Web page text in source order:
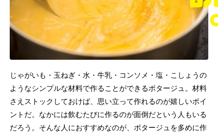
じゃがいも・玉ねぎ・水・牛乳・コンソメ・塩・こしょうの
ようなシンプルな材料で作ることができるポタージュ。材料
さえストックしておけば、思い立って作れるのが嬉しいポイ
ントだ。なかには飲むたびに作るのが面倒だという人もいる
だろう。そんな人におすすめなのが、ポタージュを多めに作